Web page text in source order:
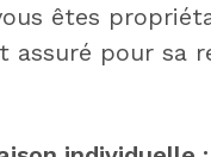
êtes
assuré pour sa